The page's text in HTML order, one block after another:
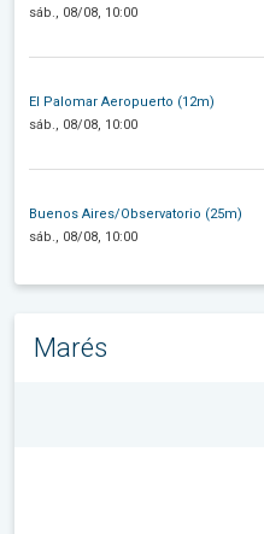
sáb., 08/08, 10:00
El Palomar Aeropuerto (12m)
sáb., 08/08, 10:00
Buenos Aires/Observatorio (25m)
sáb., 08/08, 10:00
Marés